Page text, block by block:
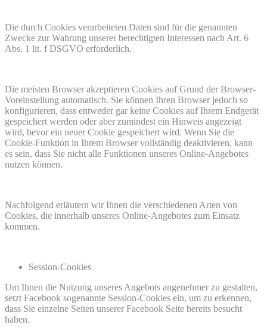
Die durch Cookies verarbeiteten Daten sind für die genannten
Zwecke zur Wahrung unserer berechtigten Interessen nach Art. 6
Abs. 1 lit. f DSGVO erforderlich.
Die meisten Browser akzeptieren Cookies auf Grund der Browser-
Voreinstellung automatisch. Sie können Ihren Browser jedoch so
konfigurieren, dass entweder gar keine Cookies auf Ihrem Endgerät
gespeichert werden oder aber zumindest ein Hinweis angezeigt
wird, bevor ein neuer Cookie gespeichert wird. Wenn Sie die
Cookie-Funktion in Ihrem Browser vollständig deaktivieren, kann
es sein, dass Sie nicht alle Funktionen unseres Online-Angebotes
nutzen können.
Nachfolgend erläutern wir Ihnen die verschiedenen Arten von
Cookies, die innerhalb unseres Online-Angebotes zum Einsatz
kommen.
Session-Cookies
Um Ihnen die Nutzung unseres Angebots angenehmer zu gestalten,
setzt Facebook sogenannte Session-Cookies ein, um zu erkennen,
dass Sie einzelne Seiten unserer Facebook Seite bereits besucht
haben.